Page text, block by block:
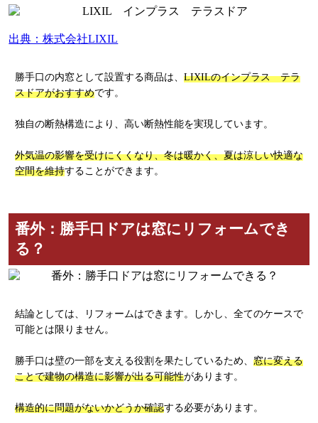
出典：株式会社LIXIL
勝手口の内窓として設置する商品は、 LIXILのインプラス テラ
スドアがおすすめです。
独自の断熱構造により、高い断熱性能を実現しています。
外気温の影響を受けにくくなり、冬は暖かく、夏は涼しい快適な
空間を維持することができます。
番外：勝手口ドアは窓にリフォームでき
る？
結論としては、リフォームはできます。しかし、全てのケースで
可能とは限りません。
勝手口は壁の一部を支える役割を果たしているため、 窓に変える
ことで建物の構造に影響が出る可能性があります。
構造的に問題がないかどうか確認する必要があります。